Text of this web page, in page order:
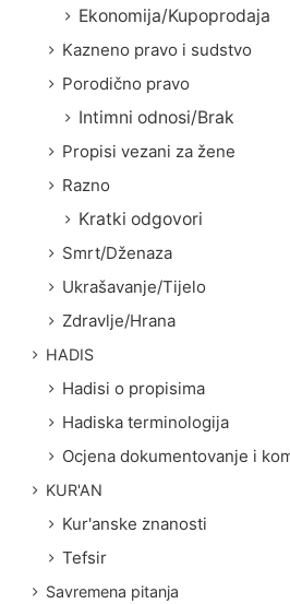
Ekonomija/Kupoprodaja
Kazneno pravo i sudstvo
Porodično pravo
Intimni odnosi/Brak
Propisi vezani za žene
Razno
Kratki odgovori
Smrt/Dženaza
Ukrašavanje/Tijelo
Zdravlje/Hrana
HADIS
Hadisi o propisima
Hadiska terminologija
Ocjena dokumentovanje i
KUR'AN
Kur'anske znanosti
Tefsir
Savremena pitanja